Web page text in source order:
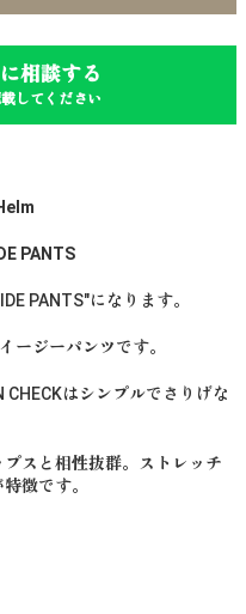
相談する
してください
PANTS
PANTS"になります。
ージーパンツです。
はシンプルでさりげな
スと相性抜群。ストレッチ
徴です。